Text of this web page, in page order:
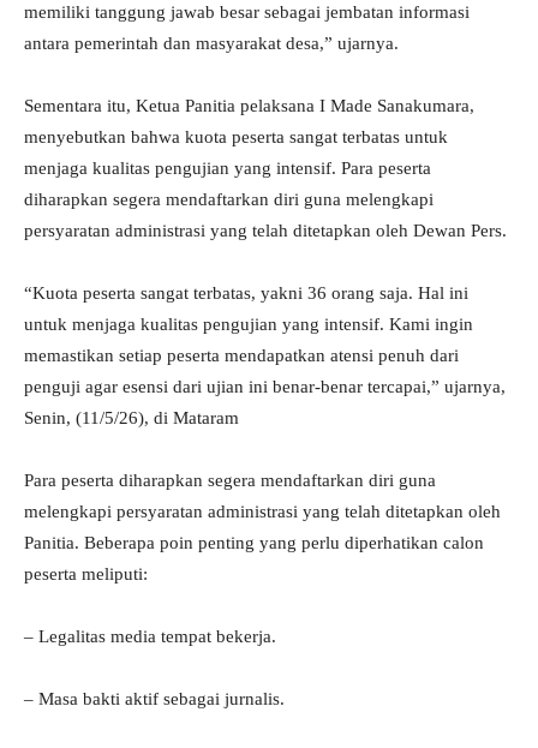
memiliki tanggung jawab besar sebagai jembatan informasi
antara pemerintah dan masyarakat desa,” ujarnya.
Sementara itu, Ketua Panitia pelaksana I Made Sanakumara,
menyebutkan bahwa kuota peserta sangat terbatas untuk
menjaga kualitas pengujian yang intensif. Para peserta
diharapkan segera mendaftarkan diri guna melengkapi
persyaratan administrasi yang telah ditetapkan oleh Dewan Pers.
“Kuota peserta sangat terbatas, yakni 36 orang saja. Hal ini
untuk menjaga kualitas pengujian yang intensif. Kami ingin
memastikan setiap peserta mendapatkan atensi penuh dari
penguji agar esensi dari ujian ini benar-benar tercapai,” ujarnya,
Senin, (11/5/26), di Mataram
Para peserta diharapkan segera mendaftarkan diri guna
melengkapi persyaratan administrasi yang telah ditetapkan oleh
Panitia. Beberapa poin penting yang perlu diperhatikan calon
peserta meliputi:
– Legalitas media tempat bekerja.
– Masa bakti aktif sebagai jurnalis.